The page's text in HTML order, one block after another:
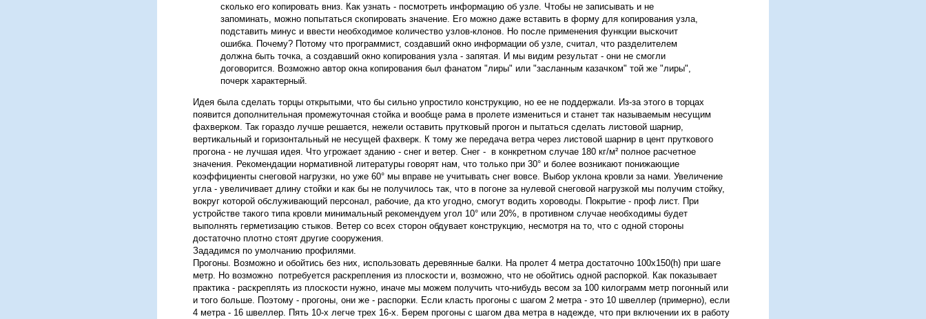
сколько его копировать вниз. Как узнать - посмотреть информацию об узле. Чтобы не записывать и не
запоминать, можно попытаться скопировать значение. Его можно даже вставить в форму для копирования узла,
подставить минус и ввести необходимое количество узлов-клонов. Но после применения функции выскочит
ошибка. Почему? Потому что программист, создавший окно информации об узле, считал, что разделителем
должна быть точка, а создавший окно копирования узла - запятая. И мы видим результат - они не смогли
договорится. Возможно автор окна копирования был фанатом "лиры" или "засланным казачком" той же "лиры",
почерк характерный.
Идея была сделать торцы открытыми, что бы сильно упростило конструкцию, но ее не поддержали. Из-за этого в торцах
появится дополнительная промежуточная стойка и вообще рама в пролете измениться и станет так называемым несущим
фахверком. Так гораздо лучше решается, нежели оставить прутковый прогон и пытаться сделать листовой шарнир,
вертикальный и горизонтальный не несущей фахверк. К тому же передача ветра через листовой шарнир в цент пруткового
прогона - не лучшая идея. Что угрожает зданию - снег и ветер. Снег - в конкретном случае 180 кг/м² полное расчетное
значения. Рекомендации нормативной литературы говорят нам, что только при 30° и более возникают понижающие
коэффициенты снеговой нагрузки, но уже 60° мы вправе не учитывать снег вовсе. Выбор уклона кровли за нами. Увеличение
угла - увеличивает длину стойки и как бы не получилось так, что в погоне за нулевой снеговой нагрузкой мы получим стойку,
вокруг которой обслуживающий персонал, рабочие, да кто угодно, смогут водить хороводы. Покрытие - проф лист. При
устройстве такого типа кровли минимальный рекомендуем угол 10° или 20%, в противном случае необходимы будет
выполнять герметизацию стыков. Ветер со всех сторон обдувает конструкцию, несмотря на то, что с одной стороны
достаточно плотно стоят другие сооружения.
Зададимся по умолчанию профилями.
Прогоны. Возможно и обойтись без них, использовать деревянные балки. На пролет 4 метра достаточно 100x150(h) при шаге
метр. Но возможно потребуется раскрепления из плоскости и, возможно, что не обойтись одной распоркой. Как показывает
практика - раскреплять из плоскости нужно, иначе мы можем получить что-нибудь весом за 100 килограмм метр погонный или
и того больше. Поэтому - прогоны, они же - распорки. Если класть прогоны с шагом 2 метра - это 10 швеллер (примерно), если
4 метра - 16 швеллер. Пять 10-х легче трех 16-х. Берем прогоны с шагом два метра в надежде, что при включении их в работу